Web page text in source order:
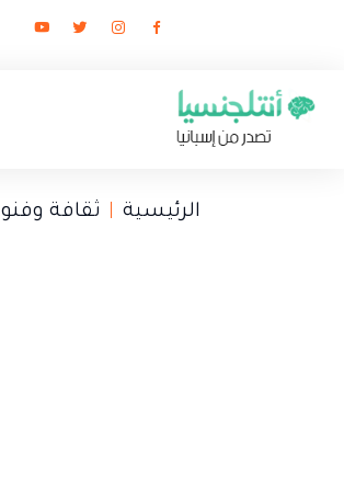
الرئيسية ثقافة